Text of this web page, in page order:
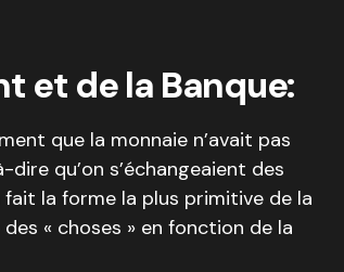
et de la Banque:
que la monnaie n’avait pas
qu’on s’échangeaient des
la forme la plus primitive de la
« choses » en fonction de la